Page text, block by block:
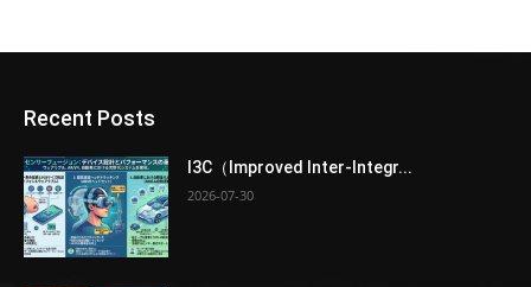
Recent Posts
I3C（Improved Inter-Integr...
2026-07-30